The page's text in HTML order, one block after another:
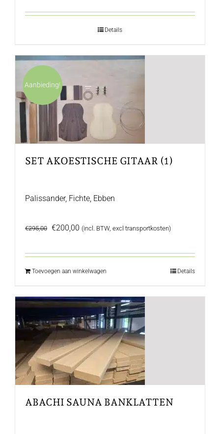
Details
Aanbieding!
SET AKOESTISCHE GITAAR (1)
Palissander, Fichte, Ebben
€295,00 Oorspronkelijke
€200,00 Huidige
(incl. BTW, excl transportkosten)
Toevoegen aan winkelwagen Details
ABACHI SAUNA BANKLATTEN